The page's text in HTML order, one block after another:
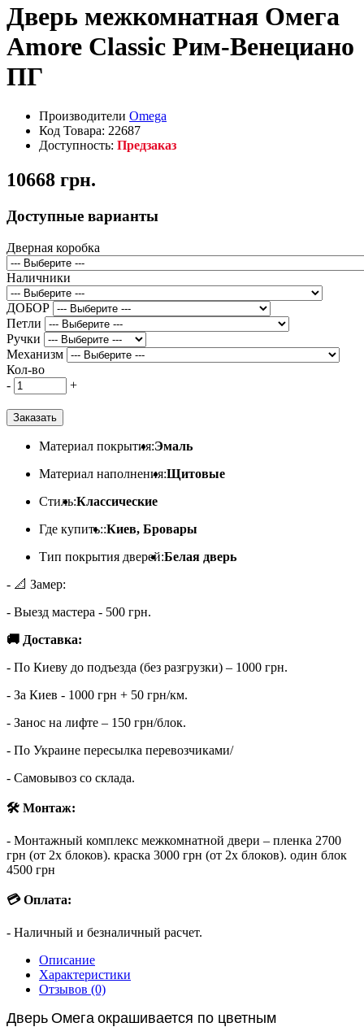
Дверь межкомнатная Омега
Amore Classic Рим-Венециано
ПГ
Производители Omega
Код Товара: 22687
Доступность: Предзаказ
10668 грн.
Доступные варианты
Дверная коробка
Наличники
ДОБОР
Петли
Ручки
Механизм
Кол-во
-
+
Заказать
Материал покрытия:Эмаль
Материал наполнения:Щитовые
Стиль:Классические
Где купить::Киев, Бровары
Тип покрытия дверей:Белая дверь
- 📐 Замер:
- Выезд мастера - 500 грн.
🚚 Доставка:
- По Киеву до подъезда (без разгрузки) – 1000 грн.
- За Киев - 1000 грн + 50 грн/км.
- Занос на лифте – 150 грн/блок.
- По Украине пересылка перевозчиками/
- Самовывоз со склада.
🛠 Монтаж:
- Монтажный комплекс межкомнатной двери – пленка 2700
грн (от 2х блоков). краска 3000 грн (от 2х блоков). один блок
4500 грн
💳 Оплата:
- Наличный и безналичный расчет.
Описание
Характеристики
Отзывов (0)
Дверь Омега окрашивается по цветным